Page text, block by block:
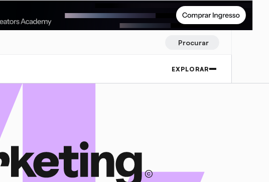
Procurar
EXPLORAR